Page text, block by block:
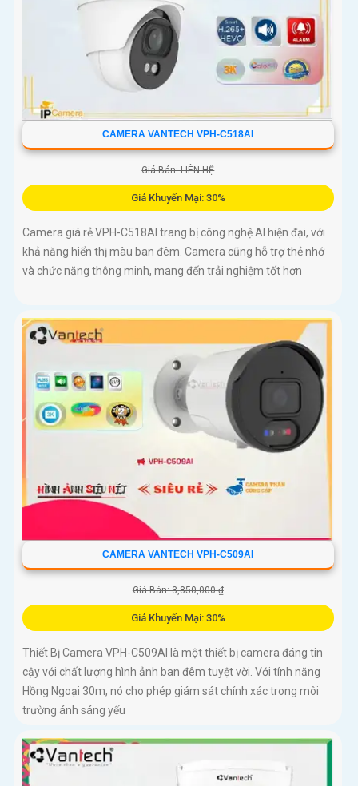
CAMERA VANTECH VPH-C518AI
Giá Bán: LIÊN HỆ
Giá Khuyến Mại: 30%
Camera giá rẻ VPH-C518AI trang bị công nghệ AI hiện đại, với
khả năng hiển thị màu ban đêm. Camera cũng hỗ trợ thẻ nhớ
và chức năng thông minh, mang đến trải nghiệm tốt hơn
CAMERA VANTECH VPH-C509AI
Giá Bán: 3,850,000 ₫
Giá Khuyến Mại: 30%
Thiết Bị Camera VPH-C509AI là một thiết bị camera đáng tin
cậy với chất lượng hình ảnh ban đêm tuyệt vời. Với tính năng
Hồng Ngoại 30m, nó cho phép giám sát chính xác trong môi
trường ánh sáng yếu